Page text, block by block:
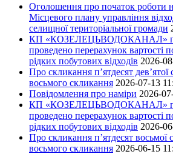
Оголошення про початок роботи
Місцевого плану управління
селищної територіальної громади
КП «КОЗЕЛЕЦЬВОДОКАНАЛ»
проведено перерахунок вартості
рідких побутових відходів 2026-
Про скликання п’ятдесят дев’ятої
восьмого скликання 2026-07-13
Повідомлення про наміри 2026-
КП «КОЗЕЛЕЦЬВОДОКАНАЛ»
проведено перерахунок вартості
рідких побутових відходів 2026-
Про скликання п’ятдесят восьмої
восьмого скликання 2026-06-15